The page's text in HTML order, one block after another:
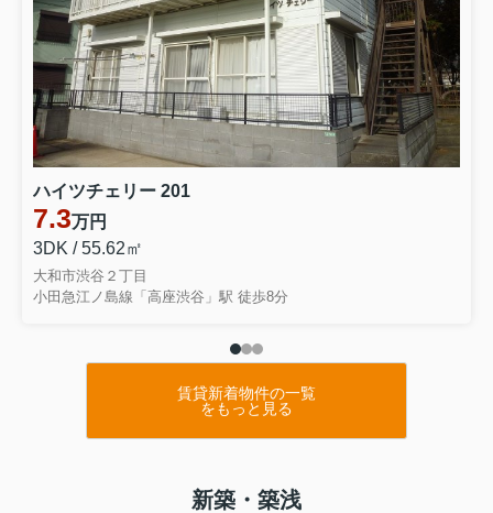
ハイツチェリー 201
7.3万円
3DK / 55.62㎡
大和市渋谷２丁目
小田急江ノ島線「高座渋谷」駅 徒歩8分
賃貸新着物件の一覧
をもっと見る
新築・築浅